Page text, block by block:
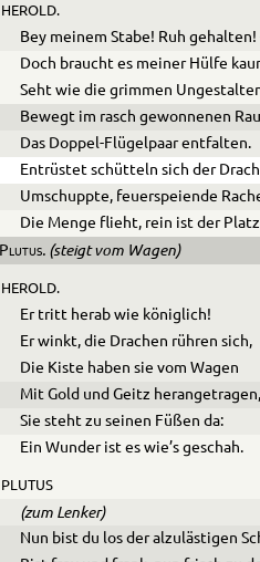
HEROLD.
Bey meinem Stabe! Ruh gehalten!
Doch braucht es meiner Hülfe
Seht wie die grimmen
Bewegt im rasch gewonnenen
Das Doppel-Flügelpaar entfalten.
Entrüstet schütteln sich der
Umschuppte, feuerspeiende
Die Menge flieht, rein ist der
Plutus. (steigt vom Wagen)
HEROLD.
Er tritt herab wie königlich!
Er winkt, die Drachen rühren sich,
Die Kiste haben sie vom Wagen
Mit Gold und Geitz
Sie steht zu seinen Füßen da:
Ein Wunder ist es wie’s geschah.
PLUTUS
(zum Lenker)
Nun bist du los der alzulästigen